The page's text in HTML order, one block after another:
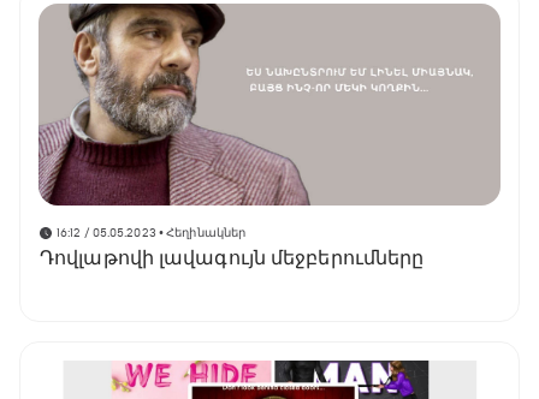
16:12 / 05.05.2023 • Հեղինակներ
Դովլաթովի լավագույն մեջբերումները